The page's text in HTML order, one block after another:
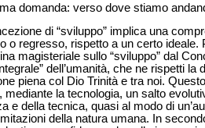
domanda: verso dove stiamo
di “sviluppo” implica una
o regresso, rispetto a un certo
magisteriale sullo “sviluppo” dal
dell’umanità, che ne rispetti
piena col Dio Trinità e tra noi.
mediante la tecnologia, un salto
e della tecnica, quasi al modo di
della natura umana. In